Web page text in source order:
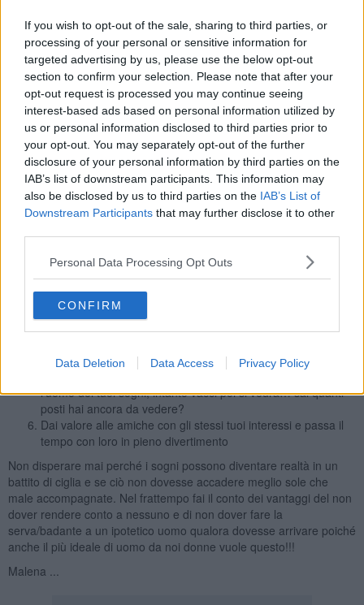
If you wish to opt-out of the sale, sharing to third parties, or
processing of your personal or sensitive information for
targeted advertising by us, please use the below opt-out
section to confirm your selection. Please note that after your
opt-out request is processed you may continue seeing
interest-based ads based on personal information utilized by
us or personal information disclosed to third parties prior to
your opt-out. You may separately opt-out of the further
disclosure of your personal information by third parties on the
IAB’s list of downstream participants. This information may
also be disclosed by us to third parties on the IAB’s List of
Downstream Participants that may further disclose it to other
Personal Data Processing Opt Outs
CONFIRM
Data Deletion Data Access Privacy Policy
Decidi tu chi frequentare, i posti dove andare, dove spendere
le tue energie sia fisiche che mentali
Metti in atto tutte le strategie per essere attraente, sempre in
ordine, trucco leggero, ben vestita, con i capelli e le mani
sempre a posto
Rendi automatico l’intero processo
Impara a investire i tuoi soldi evitando di spendere per le
cose che non sono in linea con quanto devi ottenere
Se necessario spendi
Non è un compito facile valorizzarci specialmente se non lo
abbiamo mai fatto. Può essere utile ripetersi le seguenti fasi ogni
mattina appena sveglie:
fondo l’uomo abbia veramente qualcosa da darci
Non è mai troppo tardi per trovare un uomo
Non scendere a compromessi e non accontentarti per paura
di restare sola
bene sono quelli che li spendi per te
l’uomo dei tuoi sogni, intanto vacci poi si vedrà… sai quanti
posti hai ancora da vedere?
Dai valore alle amiche con gli stessi tuoi interessi e passa il
tempo con loro in pieno divertimento
Non disperare mai perché i sogni possono diventare realtà in un
battito di ciglia e se ciò non dovesse accadere meglio sole che
male accompagnate. Nel frattempo fai il conto dei vantaggi del non
dover rendere conto a nessuno e di non dover fare la
serva/badante a un ipotetico uomo qualora dovesse arrivare poiché
anche il più ideale di uomo da noi donne vuole questo!!!
Malena ...